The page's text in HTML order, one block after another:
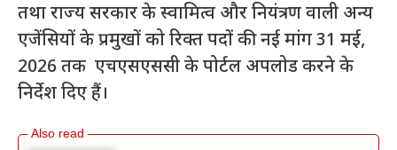
तथा राज्य सरकार के स्वामित्व और नियंत्रण वाली अन्य
एजेंसियों के प्रमुखों को रिक्त पदों की नई मांग 31 मई,
2026 तक एचएसएससी के पोर्टल अपलोड करने के
निर्देश दिए हैं।